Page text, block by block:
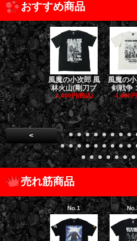
おすすめ商品
風魔の小次郎 風
林火山(剛刀ブ
4,400円(税込)
風魔の
剣戦争
4,400
<
売れ筋商品
No.1